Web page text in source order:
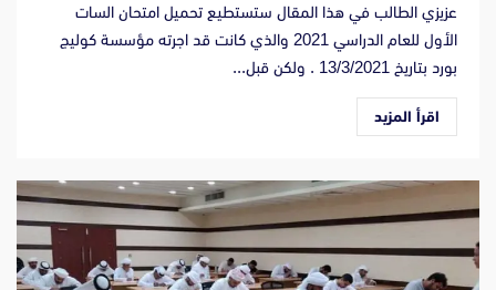
عزيزي الطالب في هذا المقال ستستطيع تحميل امتحان السات
الأول للعام الدراسي 2021 والذي كانت قد اجرته مؤسسة كوليج
بورد بتاريخ 13/3/2021 . ولكن قبل...
اقرأ المزيد